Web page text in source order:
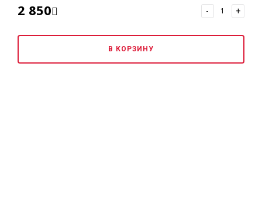
2 850 - +
В КОРЗИНУ